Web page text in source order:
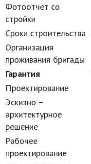
Фотоотчет со
стройки
Сроки строительства
Организация
проживания бригады
Гарантия
Проектирование
Эскизно –
архитектурное
решение
Рабочее
проектирование